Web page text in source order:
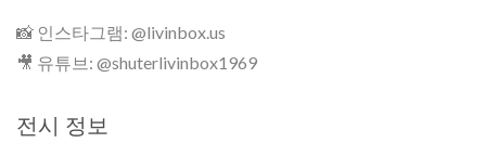
📸 인스타그램: @livinbox.us
🎥 유튜브: @shuterlivinbox1969
전시 정보